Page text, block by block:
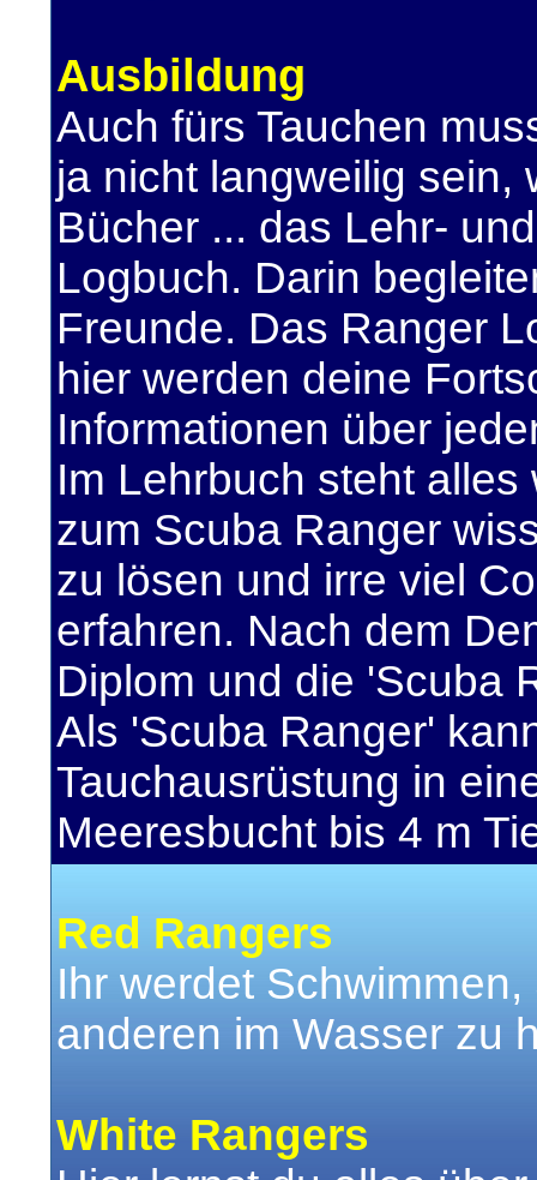
Ausbildung
Auch fürs Tauchen
ja nicht langweilig sein,
Bücher ... das Lehr-
Logbuch. Darin
Freunde. Das Ranger
hier werden deine
Informationen über
Im Lehrbuch steht
zum Scuba Ranger
zu lösen und irre viel
erfahren. Nach dem
Diplom und die 'Scuba
Als 'Scuba Ranger'
Tauchausrüstung in
Meeresbucht bis 4 m
Red Rangers
Ihr werdet
anderen im Wasser zu
White Rangers